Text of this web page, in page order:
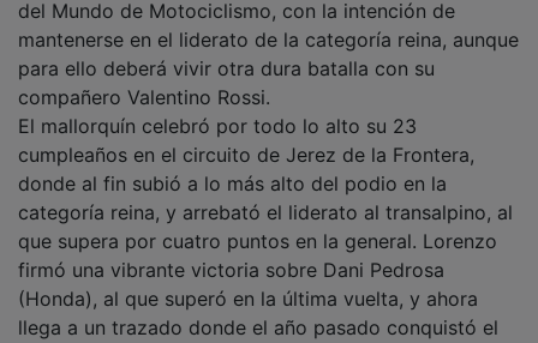
del Mundo de Motociclismo, con la intención de
mantenerse en el liderato de la categoría reina, aunque
para ello deberá vivir otra dura batalla con su
compañero Valentino Rossi.
El mallorquín celebró por todo lo alto su 23
cumpleaños en el circuito de Jerez de la Frontera,
donde al fin subió a lo más alto del podio en la
categoría reina, y arrebató el liderato al transalpino, al
que supera por cuatro puntos en la general. Lorenzo
firmó una vibrante victoria sobre Dani Pedrosa
(Honda), al que superó en la última vuelta, y ahora
llega a un trazado donde el año pasado conquistó el